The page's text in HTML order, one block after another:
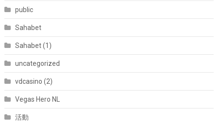
public
Sahabet
Sahabet (1)
uncategorized
vdcasino (2)
Vegas Hero NL
活動